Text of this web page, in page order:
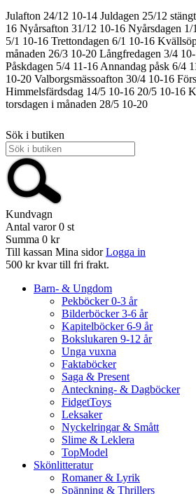
Julafton 24/12 10-14 Juldagen 25/12 stängt
16 Nyårsafton 31/12 10-16 Nyårsdagen 1/
5/1 10-16 Trettondagen 6/1 10-16
månaden 26/3 10-20 Långfredagen 3/4
Påskdagen 5/4 11-16 Annandag påsk 6/4
10-20 Valborgsmässoafton 30/4 10-16
Himmelsfärdsdag 14/5 10-16 20/5 10-16
torsdagen i månaden 28/5 10-20
Sök i butiken
Kundvagn
Antal varor 0 st
Summa 0 kr
Till kassan Mina sidor Logga in
500 kr kvar till fri frakt.
Barn- & Ungdom
Pekböcker 0-3 år
Bilderböcker 3-6 år
Kapitelböcker 6-9 år
Bokslukaren 9-12 år
Unga vuxna
Faktaböcker
Saga & Present
Anteckning- & Dagböcker
FidgetToys
Leksaker
Nyckelringar & Smått
Slime & Leklera
TopModel
Skönlitteratur
Romaner & Lyrik
Spänning & Thrillers